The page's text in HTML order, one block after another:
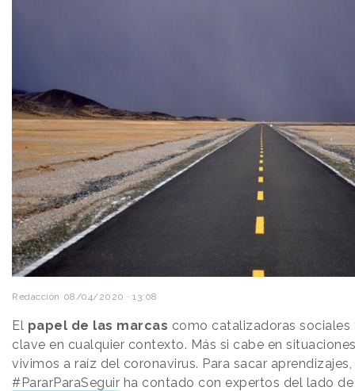
Redacción 08/04/2020 · 13:08
El papel de las marcas como catalizadoras
clave en cualquier contexto. Más si cabe en
vivimos a raíz del coronavirus. Para sacar
#PararParaSeguir ha contado con expertos del lado